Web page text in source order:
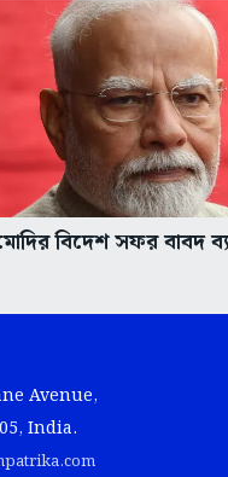
বিদেশ সফর বাবদ
Avenue,
India.